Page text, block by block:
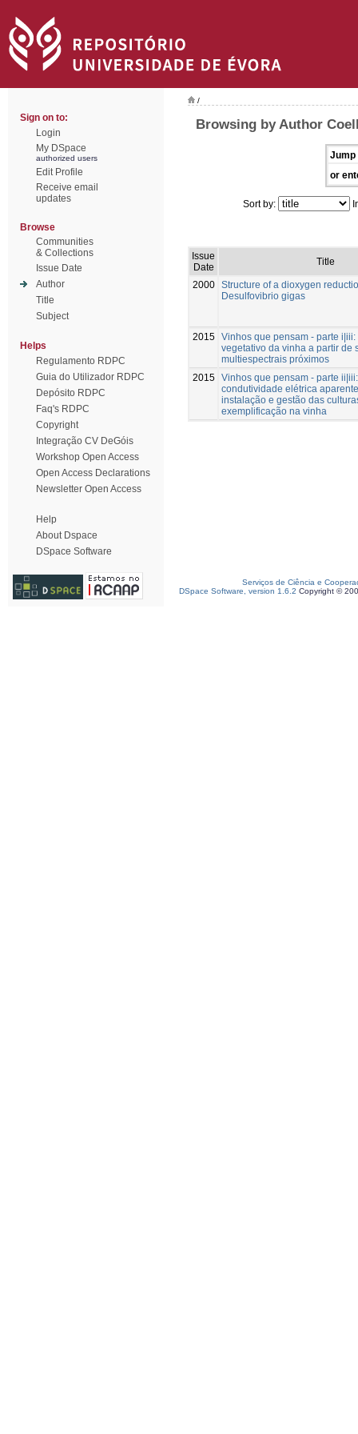
Sign on to:
Login
My DSpace
authorized users
Edit Profile
Receive email
updates
Browse
Communities
& Collections
Issue Date
Author
Title
Subject
Helps
Regulamento RDPC
Guia do Utilizador RDPC
Depósito RDPC
Faq's RDPC
Copyright
Integração CV DeGóis
Workshop Open Access
Open Access Declarations
Newsletter Open Access
Help
About Dspace
DSpace Software
/
Browsing by Author
Jump
or
Sort by:
Issue
Date
Title
2000 Structure of a dioxygen
Desulfovibrio gigas
2015 Vinhos que pensam - parte
vegetativo da vinha a partir de
multiespectrais próximos
2015 Vinhos que pensam - parte
condutividade elétrica
instalação e gestão das
exemplificação na vinha
Serviços de Ciência e
DSpace Software, version 1.6.2 Copyright ©